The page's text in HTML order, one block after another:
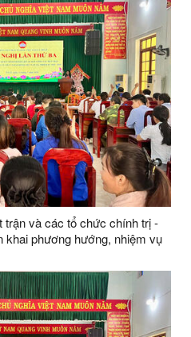
trận và các tổ chức chính trị -
khai phương hướng, nhiệm vụ